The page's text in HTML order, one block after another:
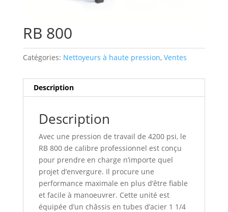
RB 800
Catégories: Nettoyeurs à haute pression, Ventes
Description
Description
Avec une pression de travail de 4200 psi, le
RB 800 de calibre professionnel est conçu
pour prendre en charge n’importe quel
projet d’envergure. Il procure une
performance maximale en plus d’être fiable
et facile à manoeuvrer. Cette unité est
équipée d’un châssis en tubes d’acier 1 1/4